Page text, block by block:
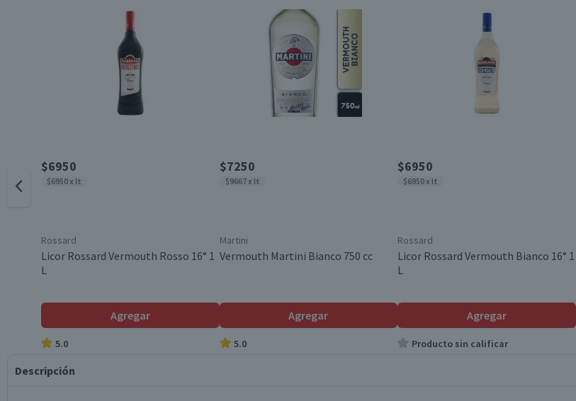
$6950
$6950 x lt
Rossard
Licor Rossard Vermouth Rosso 16° 1
L
Agregar
5.0
$7250
$9667 x lt
Martini
Vermouth Martini Bianco 750 cc
Agregar
5.0
$6950
$6950 x lt
Rossard
Licor Rossard Vermouth Bianco 16° 1
L
Agregar
Producto sin calificar
Descripción